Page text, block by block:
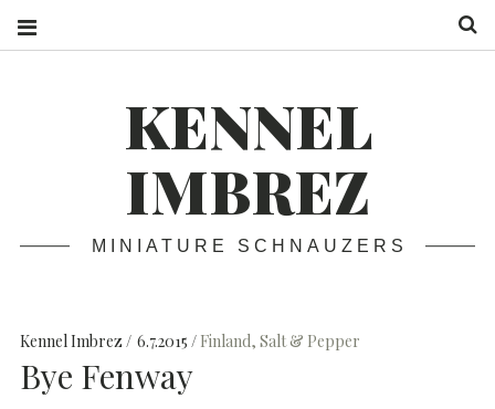
KENNEL
IMBREZ
MINIATURE SCHNAUZERS
Kennel Imbrez 6.7.2015 Finland, Salt & Pepper
Bye Fenway